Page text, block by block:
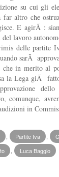
su cui gli
far altro che
E agirÃ :
lavoro
delle partite
sarÃ
in merito al
la Lega giÃ
comunque,
in
Partite Iva
Luca Baggio